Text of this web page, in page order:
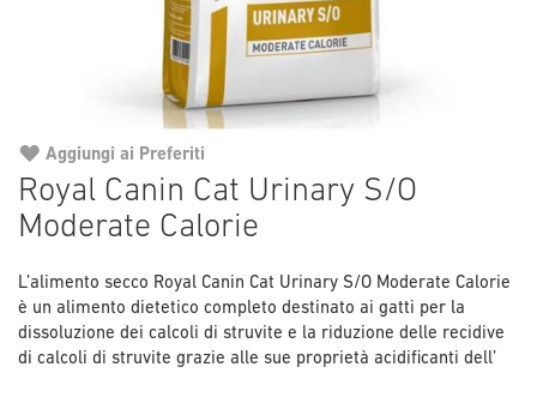
Royal Canin Cat Urinary S/O
Moderate Calorie
L’alimento secco Royal Canin Cat Urinary S/O Moderate Calorie
è un alimento dietetico completo destinato ai gatti per la
dissoluzione dei calcoli di struvite e la riduzione delle recidive
di calcoli di struvite grazie alle sue proprietà acidificanti dell’
Aggiungi ai Preferiti
all'inizio
della
di
immagini